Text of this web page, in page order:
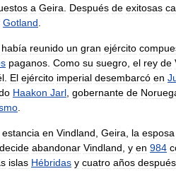
a Geira. Después de exitosas
Gotland.
había reunido un gran ejército
paganos. Como su suegro, el rey de
. El ejército imperial desembarcó en
Haakon Jarl, gobernante de
.
estancia en Vindland, Geira, la esposa
decide abandonar Vindland, y en 984
islas Hébridas y cuatro años después